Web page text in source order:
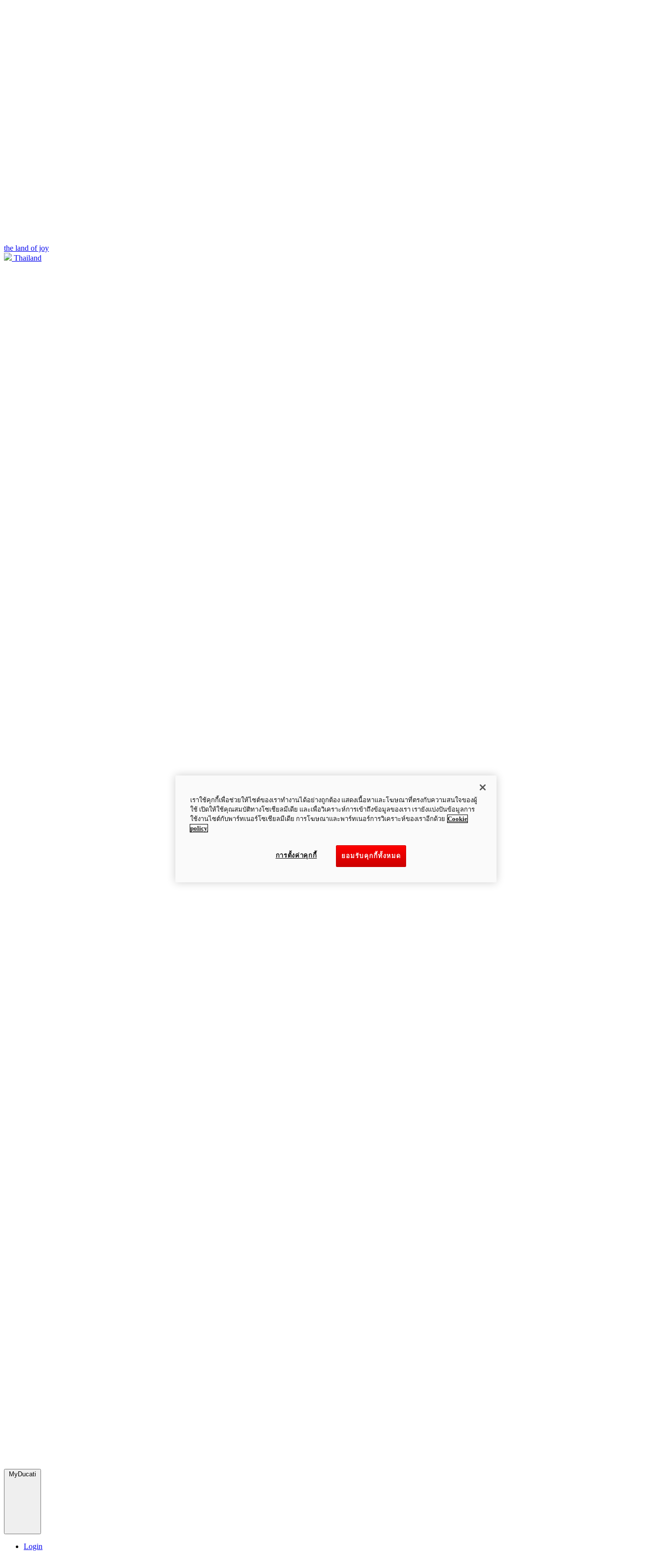
the land of joy
Thailand
MyDucati
Login
เราใช้คุกกี้เพื่อช่วยให้ไซต์ของเราทำงานได้อย่างถูกต้อง แสดงเนื้อหาและโฆษณาที่ตรงกับความสนใจของผู้
ใช้ เปิดให้ใช้คุณสมบัติทางโซเชียลมีเดีย และเพื่อวิเคราะห์การเข้าถึงข้อมูลของเรา เรายังแบ่งปันข้อมูลการ
ใช้งานไซต์กับพาร์ทเนอร์โซเชียลมีเดีย การโฆษณาและพาร์ทเนอร์การวิเคราะห์ของเราอีกด้วย Cookie
policy
ยอมรับคุกกี้ทั้งหมด
การตั้งค่าคุกกี้